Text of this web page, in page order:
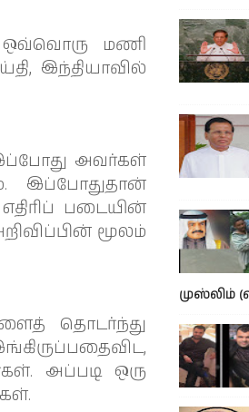
ஒவ்வொரு மணி
இந்தியாவில்
அவர்கள்
இப்போதுதான்
படையின்
மூலம்
தொடர்ந்து
அப்படி ஒரு
முஸ்லிம்